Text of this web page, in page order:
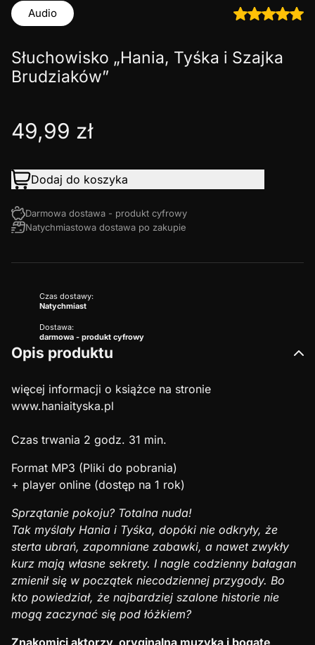
Audio
Słuchowisko „Hania, Tyśka i Szajka
Brudziaków”
49,99 zł
Dodaj do koszyka
Darmowa dostawa - produkt cyfrowy
Natychmiastowa dostawa po zakupie
Czas dostawy:
Natychmiast
Dostawa:
darmowa - produkt cyfrowy
Opis produktu
więcej informacji o książce na stronie
www.haniaityska.pl
Czas trwania 2 godz. 31 min.
Format MP3 (Pliki do pobrania)
+ player online (dostęp na 1 rok)
Sprzątanie pokoju? Totalna nuda!
Tak myślały Hania i Tyśka, dopóki nie odkryły, że
sterta ubrań, zapomniane zabawki, a nawet zwykły
kurz mają własne sekrety. I nagle codzienny bałagan
zmienił się w początek niecodziennej przygody. Bo
kto powiedział, że najbardziej szalone historie nie
mogą zaczynać się pod łóżkiem?
Znakomici aktorzy, oryginalna muzyka i bogate